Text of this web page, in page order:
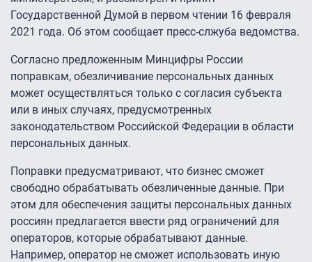
Государственной Думой в первом чтении 16 февраля
2021 года. Об этом сообщает пресс-слжуба ведомства.
Согласно предложенным Минцифры России
поправкам, обезличивание персональных данных
может осуществляться только с согласия субъекта
или в иных случаях, предусмотренных
законодательством Российской Федерации в области
персональных данных.
Поправки предусматривают, что бизнес сможет
свободно обрабатывать обезличенные данные. При
этом для обеспечения защиты персональных данных
россиян предлагается ввести ряд ограничений для
операторов, которые обрабатывают данные.
Например, оператор не сможет использовать иную